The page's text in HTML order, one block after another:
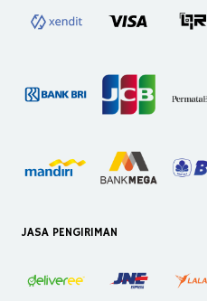
JASA PENGIRIMAN